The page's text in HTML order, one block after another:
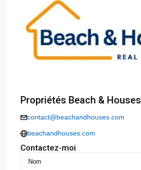
Propriétés Beach & Houses
contact@beachandhouses.com
beachandhouses.com
Contactez-moi